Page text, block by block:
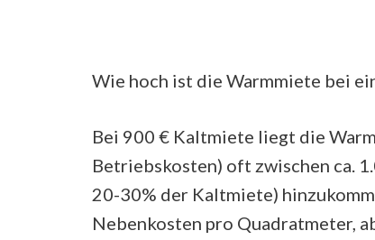
Wie hoch ist die Warmmiete bei
Bei 900 € Kaltmiete liegt die
Betriebskosten) oft zwischen ca.
20-30% der Kaltmiete)
Nebenkosten pro Quadratmeter,